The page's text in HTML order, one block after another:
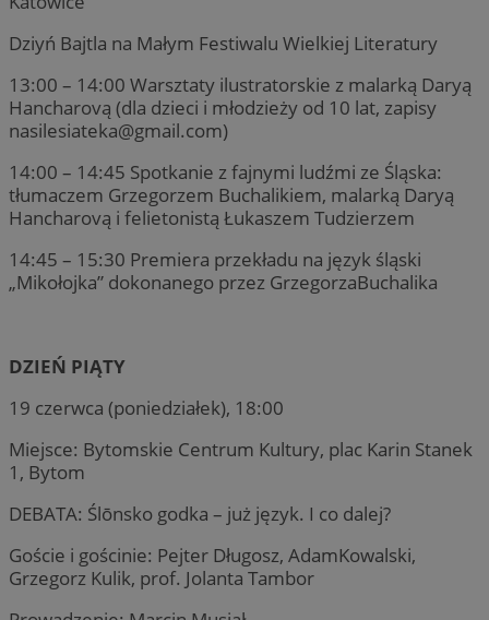
Dziyń Bajtla na Małym Festiwalu Wielkiej Literatury
13:00 – 14:00 Warsztaty ilustratorskie z malarką Daryą
Hancharovą (dla dzieci i młodzieży od 10 lat, zapisy
nasilesiateka@gmail.com)
14:00 – 14:45 Spotkanie z fajnymi ludźmi ze Śląska:
tłumaczem Grzegorzem Buchalikiem, malarką Daryą
Hancharovą i felietonistą Łukaszem Tudzierzem
14:45 – 15:30 Premiera przekładu na język śląski
„Mikołojka” dokonanego przez GrzegorzaBuchalika
DZIEŃ PIĄTY
19 czerwca (poniedziałek), 18:00
Miejsce: Bytomskie Centrum Kultury, plac Karin Stanek
1, Bytom
DEBATA: Ślōnsko godka – już język. I co dalej?
Goście i gościnie: Pejter Długosz, AdamKowalski,
Grzegorz Kulik, prof. Jolanta Tambor